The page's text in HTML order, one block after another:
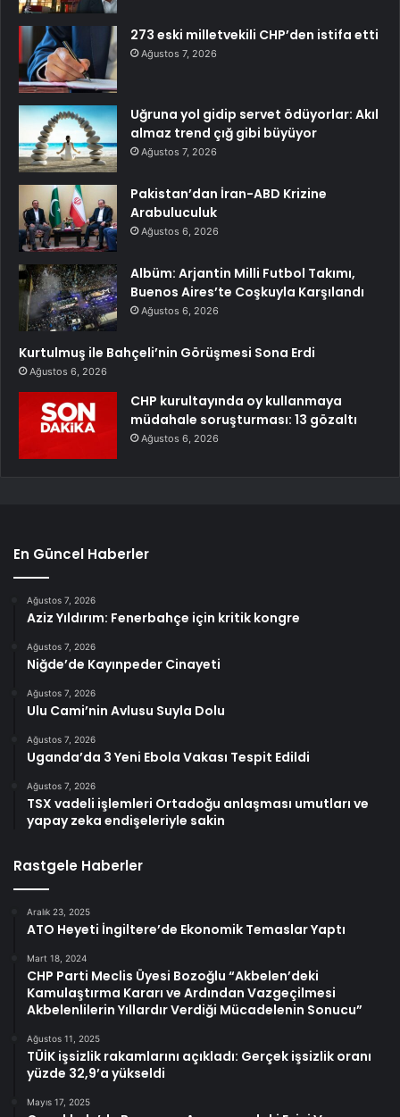
273 eski milletvekili CHP’den istifa etti
Ağustos 7, 2026
Uğruna yol gidip servet ödüyorlar: Akıl
almaz trend çığ gibi büyüyor
Ağustos 7, 2026
Pakistan’dan İran-ABD Krizine
Arabuluculuk
Ağustos 6, 2026
Albüm: Arjantin Milli Futbol Takımı,
Buenos Aires’te Coşkuyla Karşılandı
Ağustos 6, 2026
Kurtulmuş ile Bahçeli’nin Görüşmesi Sona Erdi
Ağustos 6, 2026
CHP kurultayında oy kullanmaya
müdahale soruşturması: 13 gözaltı
Ağustos 6, 2026
En Güncel Haberler
Ağustos 7, 2026
Aziz Yıldırım: Fenerbahçe için kritik kongre
Ağustos 7, 2026
Niğde’de Kayınpeder Cinayeti
Ağustos 7, 2026
Ulu Cami’nin Avlusu Suyla Dolu
Ağustos 7, 2026
Uganda’da 3 Yeni Ebola Vakası Tespit Edildi
Ağustos 7, 2026
TSX vadeli işlemleri Ortadoğu anlaşması umutları ve
yapay zeka endişeleriyle sakin
Rastgele Haberler
Aralık 23, 2025
ATO Heyeti İngiltere’de Ekonomik Temaslar Yaptı
Mart 18, 2024
CHP Parti Meclis Üyesi Bozoğlu “Akbelen’deki
Kamulaştırma Kararı ve Ardından Vazgeçilmesi
Akbelenlilerin Yıllardır Verdiği Mücadelenin Sonucu”
Ağustos 11, 2025
TÜİK işsizlik rakamlarını açıkladı: Gerçek işsizlik oranı
yüzde 32,9’a yükseldi
Mayıs 17, 2025